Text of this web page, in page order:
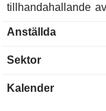
tillhandahallande
planering,
och kraftverk.
byggnation
Anställda
Sektor
Kalender